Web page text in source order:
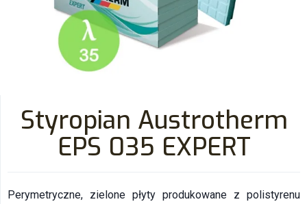
Styropian Austrotherm
EPS 035 EXPERT
Perymetryczne, zielone płyty produkowane z polistyrenu